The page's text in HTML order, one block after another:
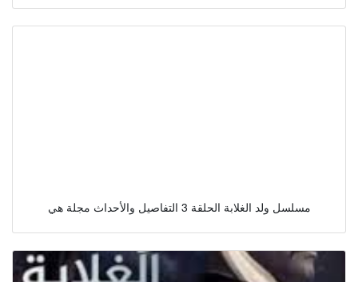
مسلسل ولد الغلابة الحلقة 3 التفاصيل والأحداث مجلة هي